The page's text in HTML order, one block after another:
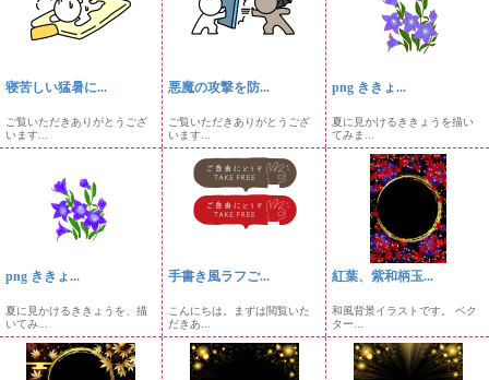
寝苦しい猛暑に...
ご覧いただきありがとうござ
います...
悪魔の攻撃を防...
ご覧いただきありがとうござ
います...
png ききょ...
夏に見かけるききょうを描い
てみま...
png ききょ...
夏に見かけるききょうを、描
いてみ...
手書き風ラフご...
こんにちは。まずは閲覧いた
だきあ...
紅葉、紫和柄玉...
和風背景イラストです。 ベク
ター...